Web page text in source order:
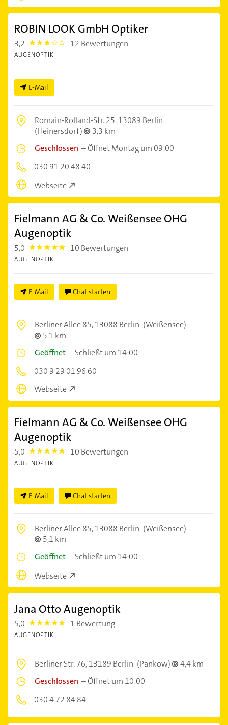
ROBIN LOOK GmbH Optiker
3,2 3.2 12 Bewertungen
AUGENOPTIK
E-Mail
Romain-Rolland-Str. 25,13089 Berlin
(Heinersdorf)
3,3 km
Geschlossen –Öffnet Montag um 09:00
030 91 20 48 40
Webseite
Fielmann AG & Co. Weißensee OHG
Augenoptik
5,0 5.0 10 Bewertungen
AUGENOPTIK
E-Mail Chat starten
Berliner Allee 85,13088 Berlin (Weißensee)
5,1 km
Geöffnet –Schließt um 14:00
030 9 29 01 96 60
Webseite
Fielmann AG & Co. Weißensee OHG
Augenoptik
5,0 5.0 10 Bewertungen
AUGENOPTIK
E-Mail Chat starten
Berliner Allee 85,13088 Berlin (Weißensee)
5,1 km
Geöffnet –Schließt um 14:00
Webseite
Jana Otto Augenoptik
5,0 5.0 1 Bewertung
AUGENOPTIK
Berliner Str. 76,13189 Berlin (Pankow)
4,4 km
Geschlossen –Öffnet um 10:00
030 4 72 84 84